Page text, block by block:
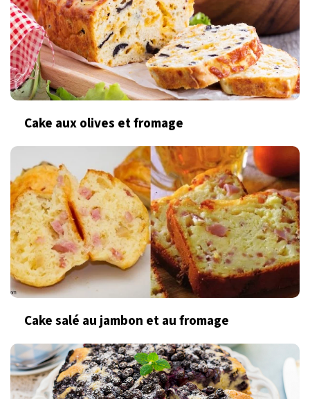
Cake aux olives et fromage
Cake salé au jambon et au fromage